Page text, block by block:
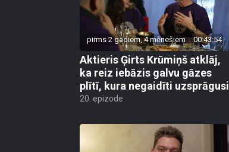
pirms 2 gadiem, 4 mēnešiem 00:43:54
Aktieris Ģirts Krūmiņš atklāj,
ka reiz iebāzis galvu gāzes
plītī, kura negaidīti uzsprāgusi
20. epizode